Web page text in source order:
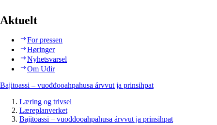
Aktuelt
For pressen
Høringer
Nyhetsvarsel
Om Udir
Bajitoassi – vuođđooahpahusa árvvut ja prinsihpat
Læring og trivsel
Læreplanverket
Bajitoassi – vuođđooahpahusa árvvut ja prinsihpat